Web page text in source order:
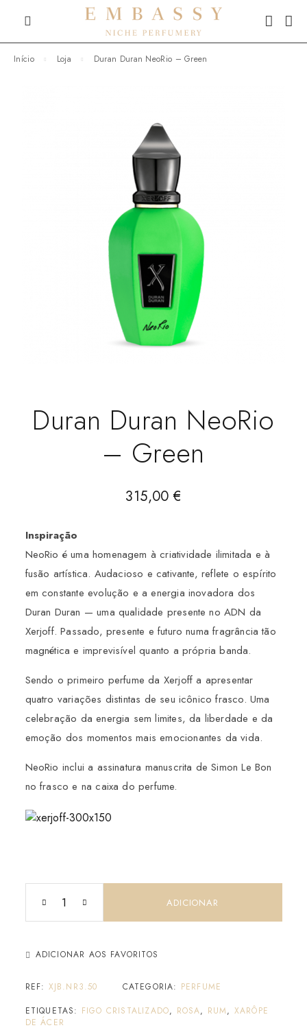
Início Loja Duran Duran NeoRio – Green
Duran Duran NeoRio
– Green
315,00€
Inspiração
NeoRio é uma homenagem à criatividade ilimitada e à
fusão artística. Audacioso e cativante, reflete o espírito
em constante evolução e a energia inovadora dos
Duran Duran — uma qualidade presente no ADN da
Xerjoff. Passado, presente e futuro numa fragrância tão
magnética e imprevisível quanto a própria banda.
Sendo o primeiro perfume da Xerjoff a apresentar
quatro variações distintas de seu icônico frasco. Uma
celebração da energia sem limites, da liberdade e da
emoção dos momentos mais emocionantes da vida.
NeoRio inclui a assinatura manuscrita de Simon Le Bon
no frasco e na caixa do perfume.
ADICIONAR
ADICIONAR AOS FAVORITOS
REF: XJB.NR3.50 CATEGORIA: PERFUME
ETIQUETAS: FIGO CRISTALIZADO, ROSA, RUM, XARÔPE
DE ÁCER